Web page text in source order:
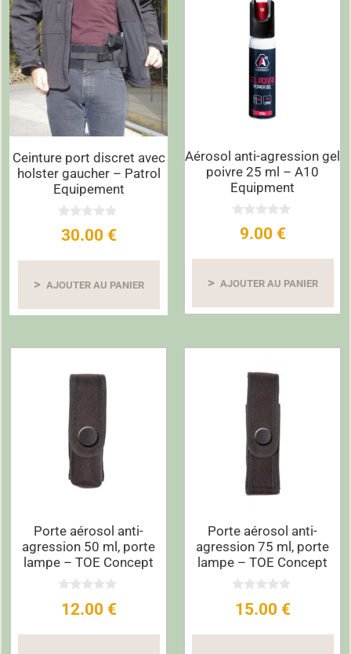
Ceinture port discret avec
holster gaucher – Patrol
Equipement
0
s
r
30.00 €
AJOUTER AU PANIER
Aérosol anti-agression gel
poivre 25 ml – A10
Equipment
s
r
9.00 €
AJOUTER AU PANIER
Porte aérosol anti-
agression 50 ml, porte
lampe – TOE Concept
r
12.00 €
Porte aérosol anti-
agression 75 ml, porte
lampe – TOE Concept
r
15.00 €